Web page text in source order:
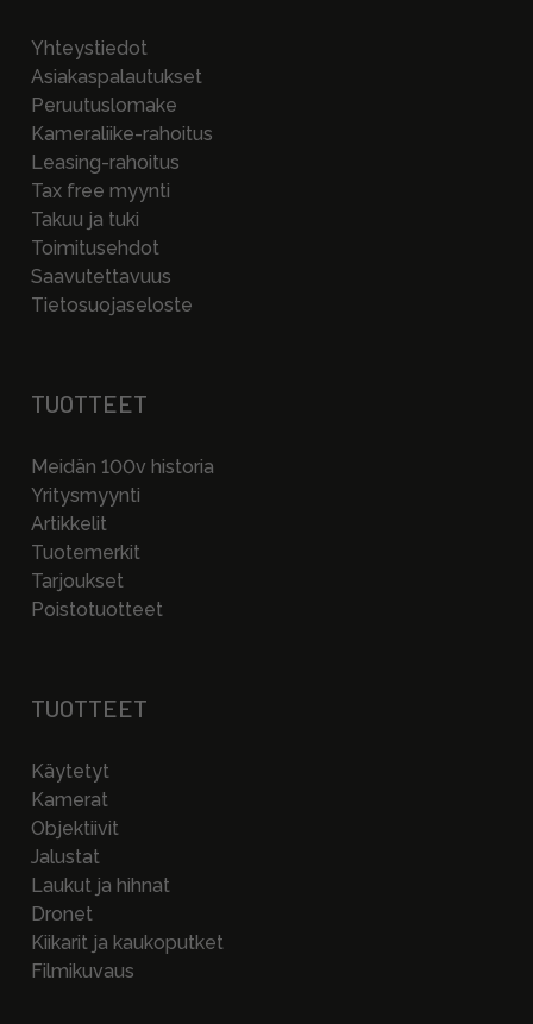
Yhteystiedot
Asiakaspalautukset
Peruutuslomake
Kameraliike-rahoitus
Leasing-rahoitus
Tax free myynti
Takuu ja tuki
Toimitusehdot
Saavutettavuus
Tietosuojaseloste
TUOTTEET
Meidän 100v historia
Yritysmyynti
Artikkelit
Tuotemerkit
Tarjoukset
Poistotuotteet
TUOTTEET
Käytetyt
Kamerat
Objektiivit
Jalustat
Laukut ja hihnat
Dronet
Kiikarit ja kaukoputket
Filmikuvaus